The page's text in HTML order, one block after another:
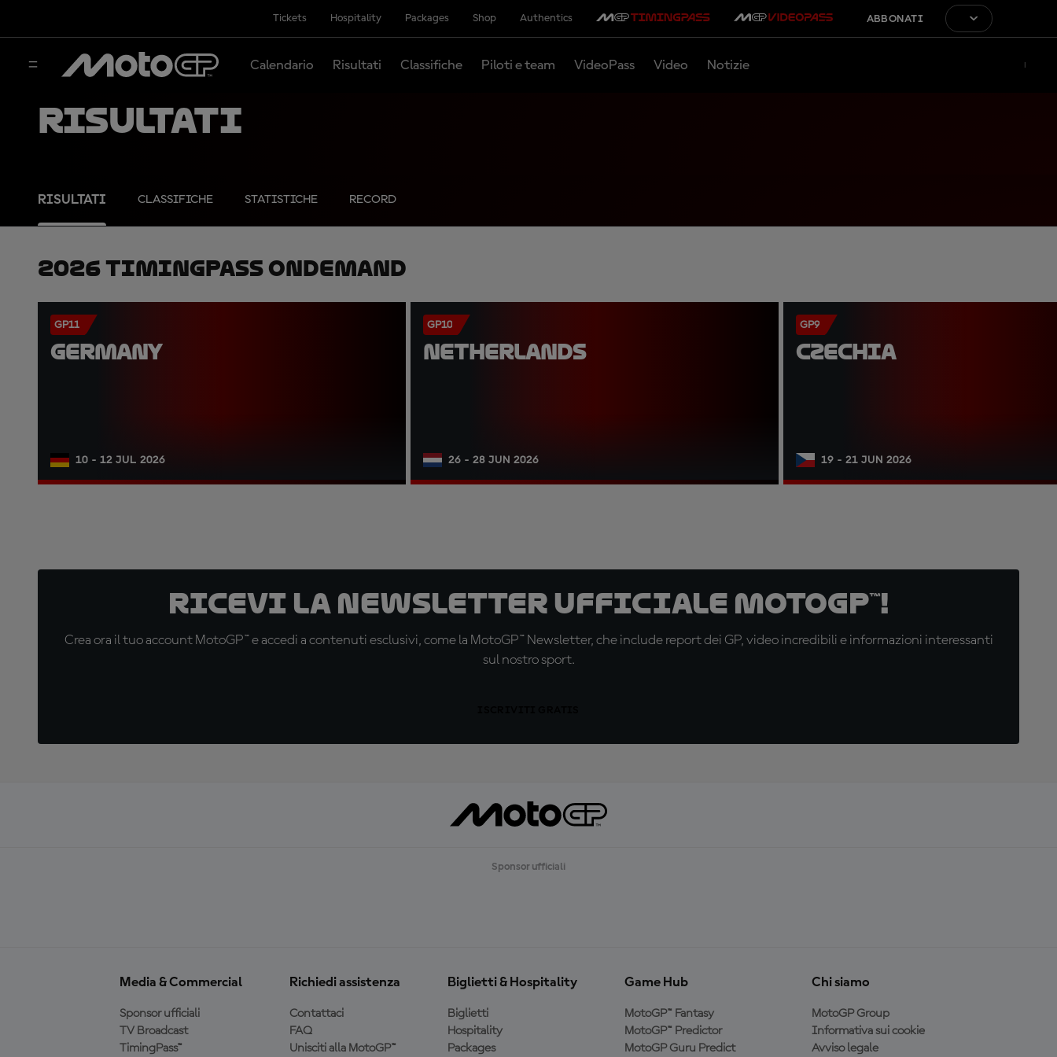
Tickets Hospitality Packages Shop Authentics ABBONATI
Calendario Risultati Classifiche Piloti e team VideoPass Video Notizie
Risultati
RISULTATI CLASSIFICHE STATISTICHE RECORD
2026 TimingPass OnDemand
GP11
GERMANY
10 - 12 JUL 2026
GP10
NETHERLANDS
26 - 28 JUN 2026
GP9
CZECHIA
19 - 21 JUN 2026
Ricevi la newsletter ufficiale MotoGP™!
Crea ora il tuo account MotoGP™ e accedi a contenuti esclusivi, come la MotoGP™ Newsletter, che include report dei GP, video incredibili e informazioni interessanti
sul nostro sport.
Sponsor ufficiali
Media & Commercial
Sponsor ufficiali
TV Broadcast
TimingPass™
Richiedi assistenza
Contattaci
FAQ
Unisciti alla MotoGP™
Biglietti & Hospitality
Biglietti
Hospitality
Packages
Game Hub
MotoGP™ Fantasy
MotoGP™ Predictor
MotoGP Guru Predict
Chi siamo
MotoGP Group
Informativa sui cookie
Avviso legale